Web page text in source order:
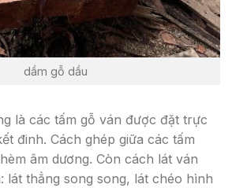
dầm gỗ dầu
là các tấm gỗ ván được đặt trực
đinh. Cách ghép giữa các tấm
âm dương. Còn cách lát ván
lát thẳng song song, lát chéo hình